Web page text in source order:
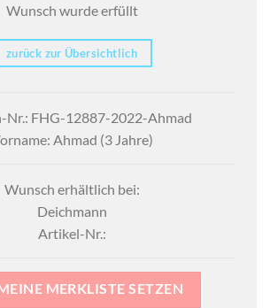
Wunsch wurde erfüllt
zurück zur Übersichtlich
Nr.: FHG-12887-2022-Ahmad
Ahmad (3 Jahre)
Wunsch erhältlich bei:
Deichmann
Artikel-Nr.:
MERKLISTE SETZEN